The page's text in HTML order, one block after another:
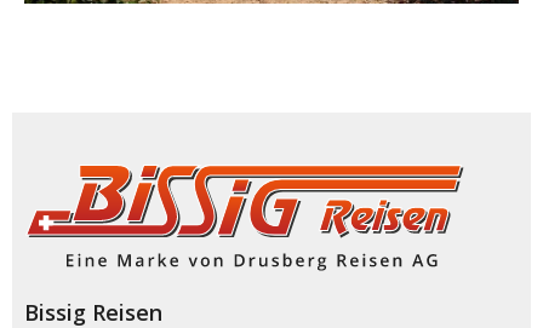
Bissig Reisen